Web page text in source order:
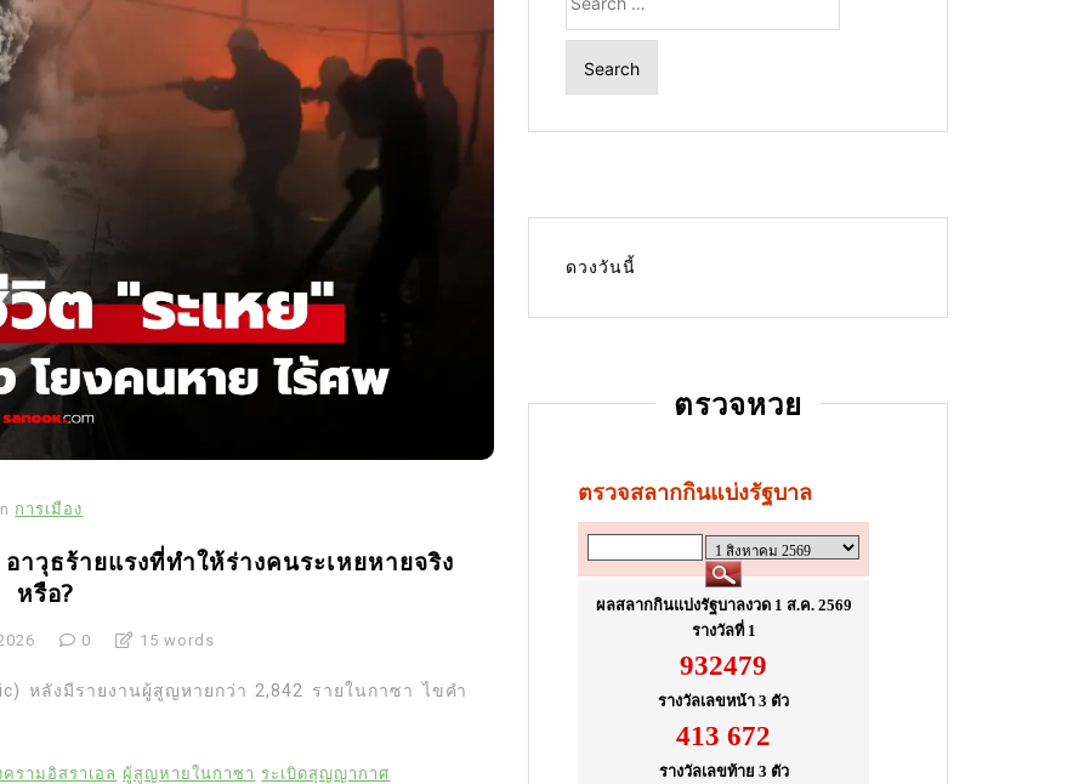
การเมือง
วุธร้ายแรงที่ทำให้ร่างคนระเหยหายจริง
หรือ?
0 15 words
หลังมีรายงานผู้สูญหายกว่า 2,842 รายในกาซา ไขคำ
รามอิสราเอล ผู้สูญหายในกาซา ระเบิดสุญญากาศ
for:
ดวงวันนี้
ตรวจหวย